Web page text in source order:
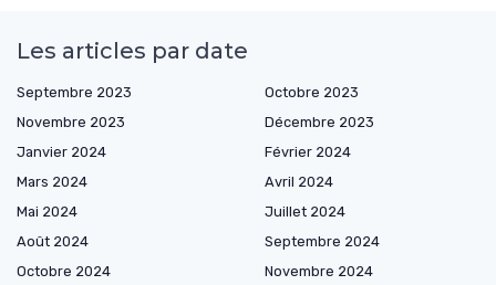
Les articles par date
Septembre 2023
Octobre 2023
Novembre 2023
Décembre 2023
Janvier 2024
Février 2024
Mars 2024
Avril 2024
Mai 2024
Juillet 2024
Août 2024
Septembre 2024
Octobre 2024
Novembre 2024